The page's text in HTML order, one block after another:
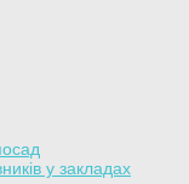
у закладах